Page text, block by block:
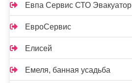
Евпа Сервис СТО Эвакуатор
ЕвроСервис
Елисей
Емеля, банная усадьба